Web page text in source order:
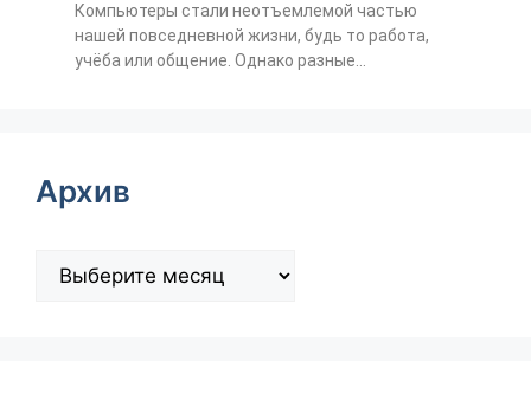
Компьютеры стали неотъемлемой частью
нашей повседневной жизни, будь то работа,
учёба или общение. Однако разные...
Архив